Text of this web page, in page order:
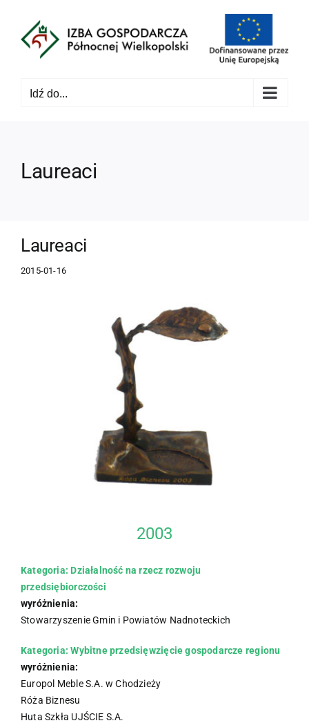
zawartości
Idź do...
Laureaci
Laureaci
2015-01-16
2003
Kategoria: Działalność na rzecz rozwoju
przedsiębiorczości
wyróżnienia:
Stowarzyszenie Gmin i Powiatów Nadnoteckich
Kategoria: Wybitne przedsięwzięcie gospodarcze regionu
wyróżnienia:
Europol Meble S.A. w Chodzieży
Róża Biznesu
Huta Szkła UJŚCIE S.A.